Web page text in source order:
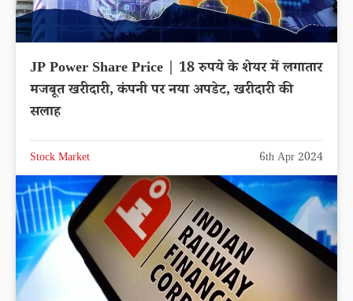
JP Power Share Price | 18 रुपये के शेयर में लगातार
मजबूत खरीदारी, कंपनी पर नया अपडेट, खरीदारी की
सलाह
Stock Market 6th Apr 2024